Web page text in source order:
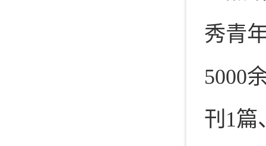
秀青
5000
刊1篇